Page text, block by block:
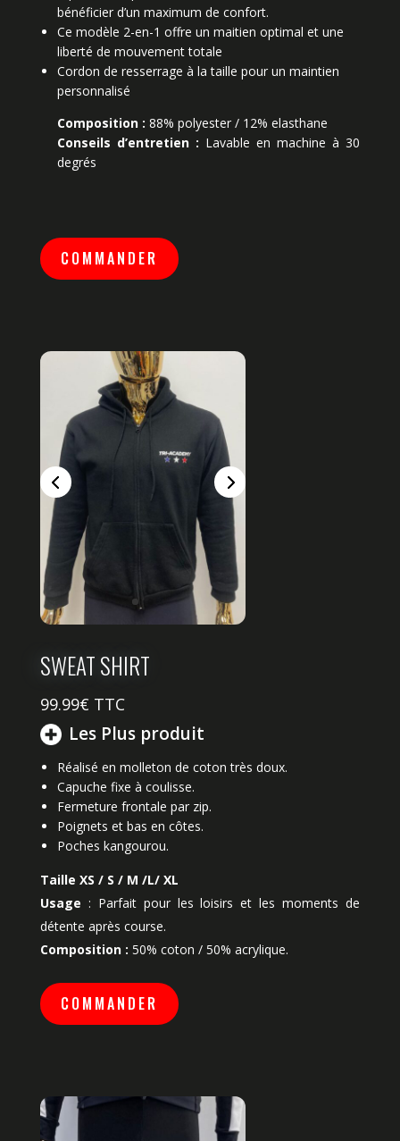
bénéficier d’un maximum de confort.
Ce modèle 2-en-1 offre un maitien optimal et une
liberté de mouvement totale
Cordon de resserrage à la taille pour un maintien
personnalisé
Composition : 88% polyester / 12% elasthane
Conseils d’entretien : Lavable en machine à 30
degrés
COMMANDER
SWEAT SHIRT
99.99€ TTC
Les Plus produit
Réalisé en molleton de coton très doux.
Capuche fixe à coulisse.
Fermeture frontale par zip.
Poignets et bas en côtes.
Poches kangourou.
Taille XS / S / M /L/ XL
Usage : Parfait pour les loisirs et les moments de
détente après course.
Composition : 50% coton / 50% acrylique.
COMMANDER